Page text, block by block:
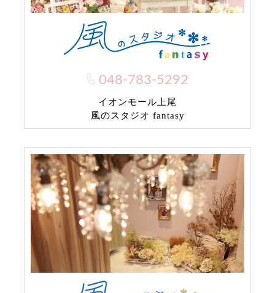
048-783-5292
イオンモール上尾
風のスタジオ fantasy